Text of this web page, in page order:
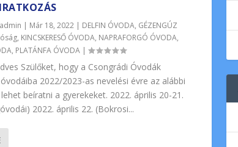
| Már 18, 2022| DELFIN ÓVODA, GÉZENGÚZ
, KINCSKERESŐ ÓVODA, NAPRAFORGÓ ÓVODA,
, PLATÁNFA ÓVODA|
Szülőket, hogy a Csongrádi Óvodák
2022/2023-as nevelési évre az alábbi
beíratni a gyerekeket. 2022. április 20-21.
2022. április 22. (Bokrosi...